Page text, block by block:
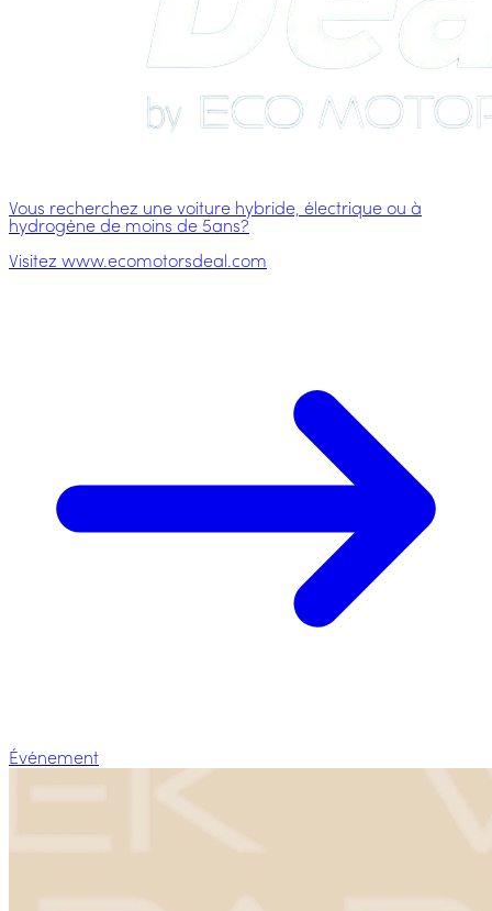
Vous recherchez une voiture hybride, électrique ou à
hydrogène de moins de 5ans?
Visitez www.ecomotorsdeal.com
Événement